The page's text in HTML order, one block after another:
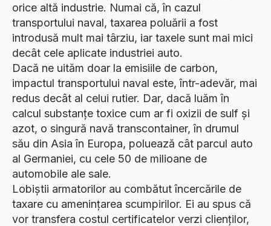
orice altă industrie. Numai că, în cazul
transportului naval, taxarea poluării a fost
introdusă mult mai târziu, iar taxele sunt mai mici
decât cele aplicate industriei auto.
Dacă ne uităm doar la emisiile de carbon,
impactul transportului naval este, într-adevăr, mai
redus decât al celui rutier. Dar, dacă luăm în
calcul substanțe toxice cum ar fi oxizii de sulf și
azot, o singură navă transcontainer, în drumul
său din Asia în Europa, poluează cât parcul auto
al Germaniei, cu cele 50 de milioane de
automobile ale sale.
Lobiștii armatorilor au combătut încercările de
taxare cu amenințarea scumpirilor. Ei au spus că
vor transfera costul certificatelor verzi clienților,